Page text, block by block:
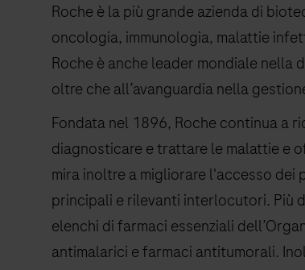
Roche è la più grande azienda di
oncologia, immunologia, malattie
Roche è anche leader mondiale
oltre che all’avanguardia nella
Fondata nel 1896, Roche continua a
diagnosticare e trattare le malattie e
mira inoltre a migliorare l'accesso
principali e rilevanti interlocutori. Più
elenchi di farmaci essenziali
antimalarici e farmaci antitumorali.